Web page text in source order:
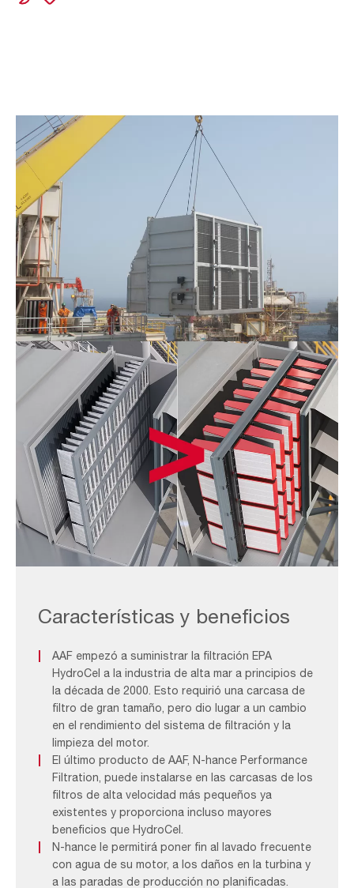
Offshore
Filtration
System_F&B
1
System_F&B
Características y beneficios
AAF empezó a suministrar la filtración EPA
HydroCel a la industria de alta mar a principios de
la década de 2000. Esto requirió una carcasa de
filtro de gran tamaño, pero dio lugar a un cambio
en el rendimiento del sistema de filtración y la
limpieza del motor.
El último producto de AAF, N-hance Performance
Filtration, puede instalarse en las carcasas de los
filtros de alta velocidad más pequeños ya
existentes y proporciona incluso mayores
beneficios que HydroCel.
N-hance le permitirá poner fin al lavado frecuente
con agua de su motor, a los daños en la turbina y
a las paradas de producción no planificadas.